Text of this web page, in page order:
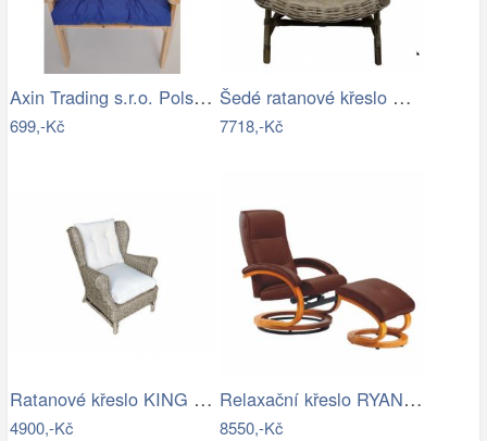
Axin Trading s.r.o. Polstr na křeslo…
699,-Kč
Šedé ratanové křeslo Mirri - 57*85…
7718,-Kč
Ratanové křeslo KING ušák - cubu grey
4900,-Kč
Relaxační křeslo RYAN Tempo Kondela
8550,-Kč